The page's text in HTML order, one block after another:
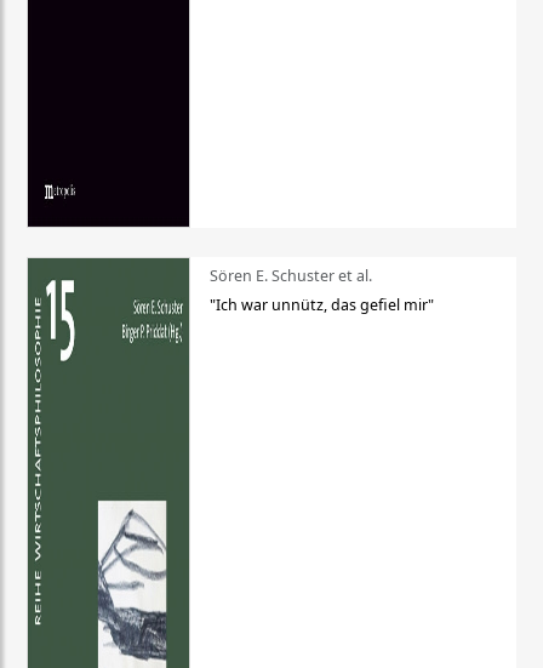
Sören E. Schuster et al.
"Ich war unnütz, das gefiel mir"